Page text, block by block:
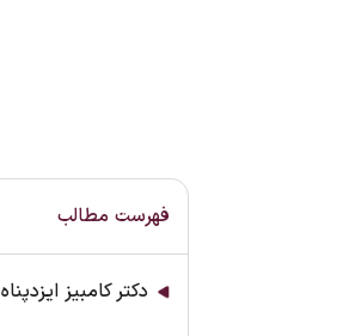
فهرست مطالب
دکتر کامبیز ایزدپناه